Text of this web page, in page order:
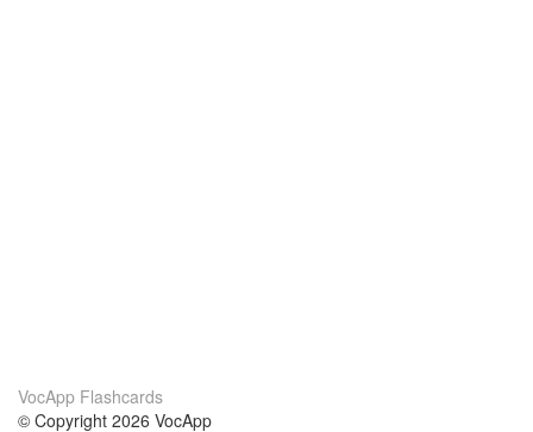
VocApp Flashcards
© Copyright 2026 VocApp